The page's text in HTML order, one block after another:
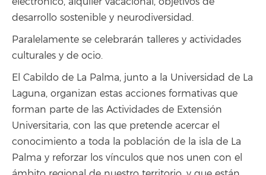
desarrollo sostenible y neurodiversidad.
Paralelamente se celebrarán talleres y actividades
culturales y de ocio.
El Cabildo de La Palma, junto a la Universidad de La
Laguna, organizan estas acciones formativas que
forman parte de las Actividades de Extensión
Universitaria, con las que pretende acercar el
conocimiento a toda la población de la isla de La
Palma y reforzar los vínculos que nos unen con el